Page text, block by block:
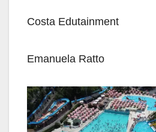
Costa Edutainment
Emanuela Ratto